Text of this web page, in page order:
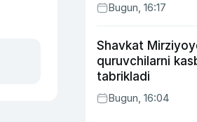
Bugun, 16:17
Shavkat
quruvchilarni
tabrikladi
Bugun, 16:04